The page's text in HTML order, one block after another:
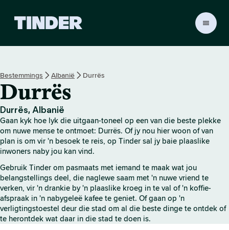
r
i
s
b
l
d
Bestemmings Albanië Durrës
Durrës
Durrës, Albanië
Gaan kyk hoe lyk die uitgaan-toneel op een van die beste plekke
om nuwe mense te ontmoet: Durrës. Of jy nou hier woon of van
plan is om vir 'n besoek te reis, op Tinder sal jy baie plaaslike
inwoners naby jou kan vind.
Gebruik Tinder om pasmaats met iemand te maak wat jou
belangstellings deel, die naglewe saam met 'n nuwe vriend te
verken, vir 'n drankie by 'n plaaslike kroeg in te val of 'n koffie-
afspraak in 'n nabygeleë kafee te geniet. Of gaan op 'n
verligtingstoestel deur die stad om al die beste dinge te ontdek of
te herontdek wat daar in die stad te doen is.